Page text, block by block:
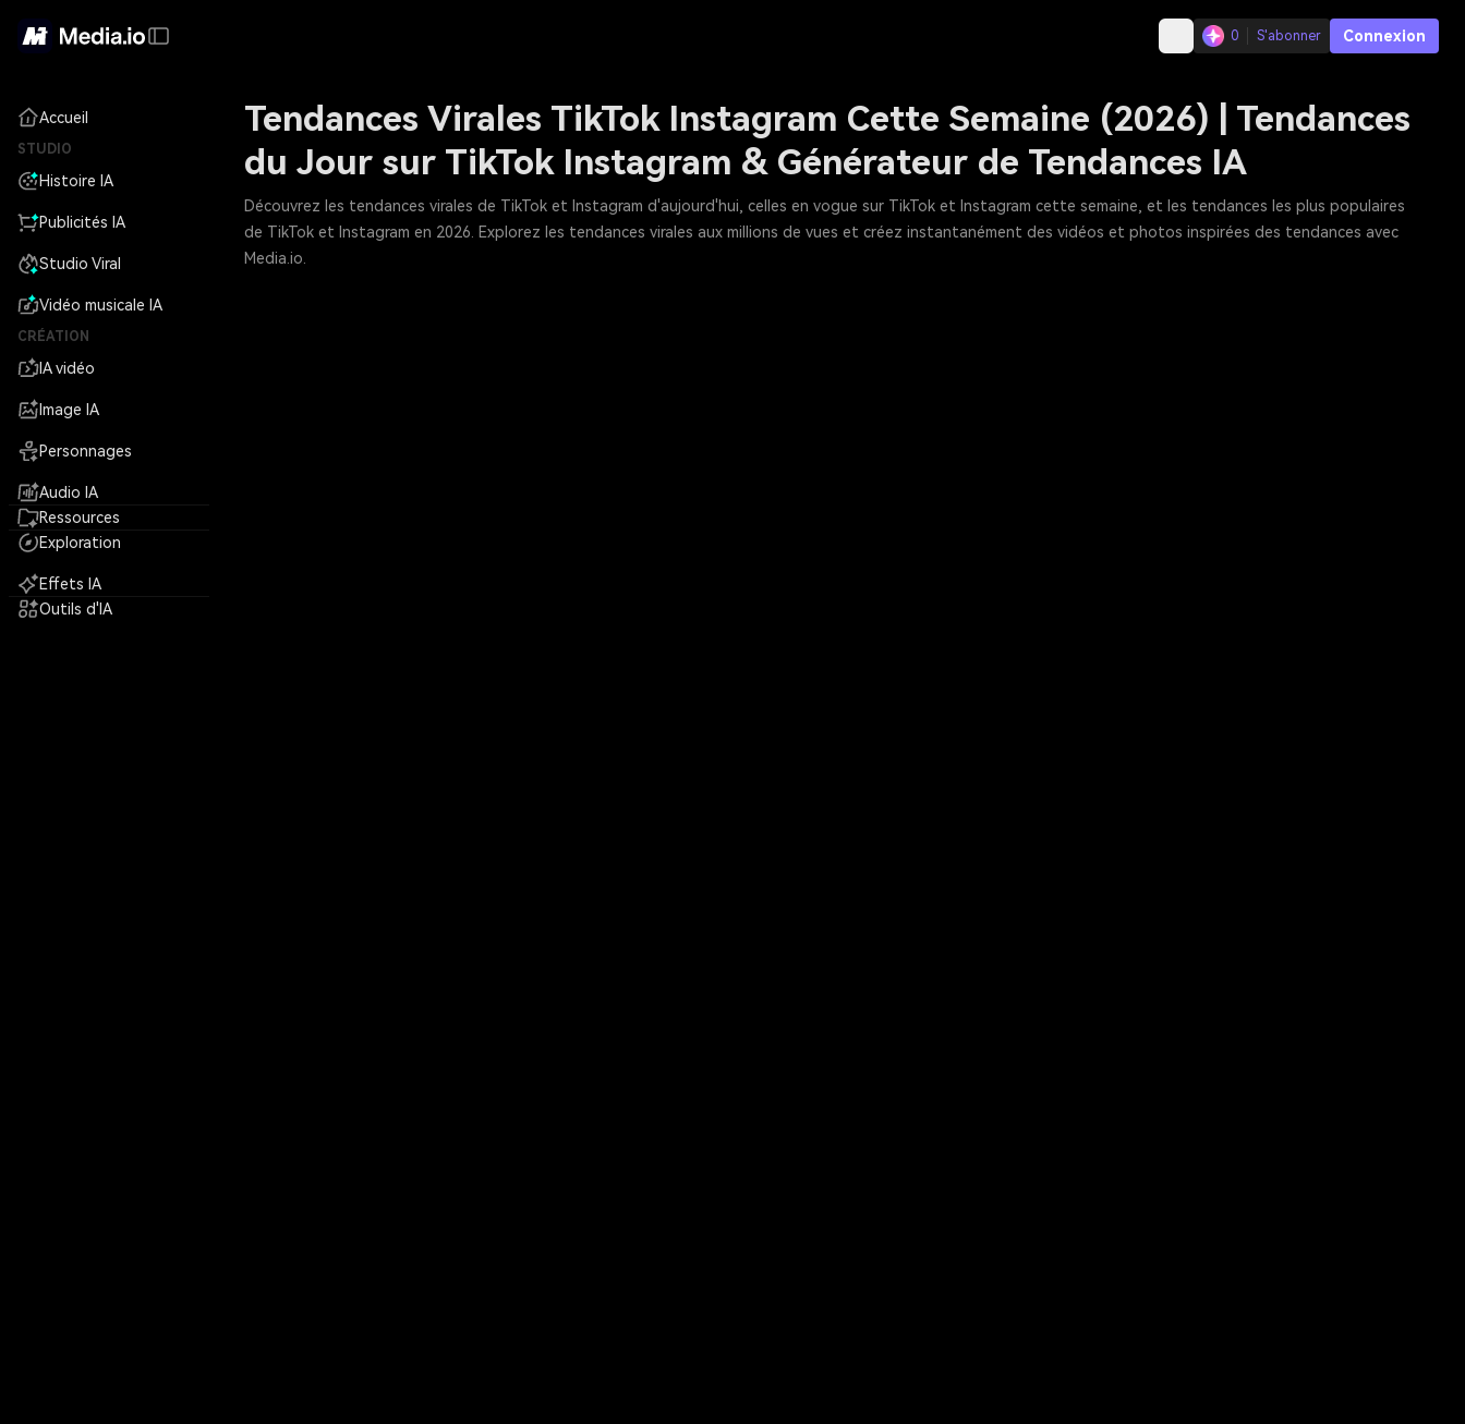
0 S'abonner Connexion
Accueil
STUDIO
Histoire IA
Publicités IA
Studio Viral
Vidéo musicale IA
CRÉATION
IA vidéo
Image IA
Personnages
Audio IA
Ressources
Exploration
Effets IA
Outils d'IA
Tendances Virales TikTok Instagram Cette Semaine (2026) | Tendances
du Jour sur TikTok Instagram & Générateur de Tendances IA
Découvrez les tendances virales de TikTok et Instagram d'aujourd'hui, celles en vogue sur TikTok et Instagram cette semaine, et les tendances les plus populaires
de TikTok et Instagram en 2026. Explorez les tendances virales aux millions de vues et créez instantanément des vidéos et photos inspirées des tendances avec
Media.io.